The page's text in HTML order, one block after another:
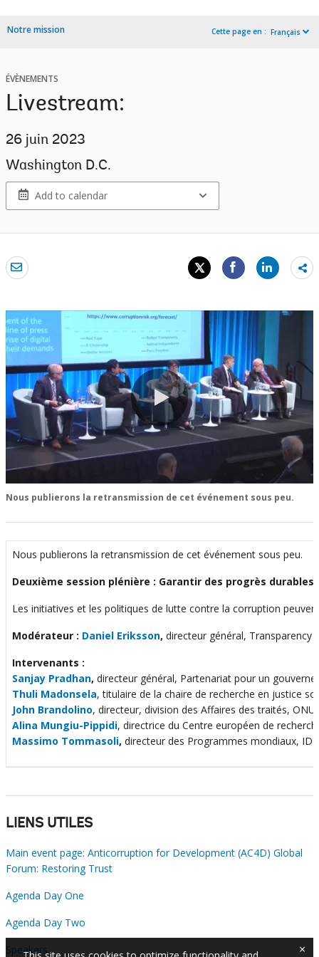
Notre mission Cette page en : Français
ÉVÈNEMENTS
Livestream:
26 juin 2023
Washington D.C.
Add to calendar
0:00 / 61:55
Nous publierons la retransmission de cet événement sous peu.
Nous publierons la retransmission de cet événement sous peu.
Deuxième session plénière : Garantir des progrès durables
Les initiatives et les politiques de lutte contre la corruption
Modérateur : Daniel Eriksson, directeur général, Transparency
Intervenants :
Sanjay Pradhan, directeur général, Partenariat pour un
Thuli Madonsela, titulaire de la chaire de recherche en justice
John Brandolino, directeur, division des Affaires des traités,
Alina Mungiu-Pippidi, directrice du Centre européen de
Massimo Tommasoli, directeur des Programmes mondiaux,
LIENS UTILES
Main event page: Anticorruption for Development (AC4D) Global
Forum: Restoring Trust
Agenda Day One
Agenda Day Two
Speakers
×